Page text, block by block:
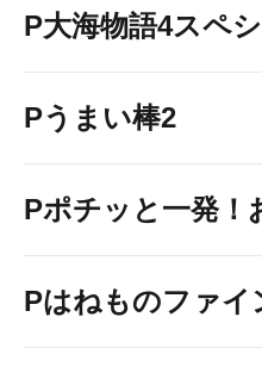
P大海物語4スペ
Pうまい棒2
Pポチッと一発！
Pはねものファイ